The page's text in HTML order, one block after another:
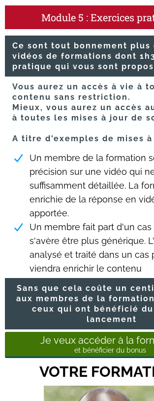
Module 5 : Exercices
Ce sont tout bonnement plus
vidéos de formations dont
pratique qui vous sont
Vous aurez un accès à vie à
contenu sans restriction.
Mieux, vous aurez un accès
à toutes les mises à jour de
A titre d'exemples de mises à
Un membre de la formation
précision sur une vidéo qui
suffisamment détaillée. La
enrichie de la réponse en
apportée.
Un membre fait part d'un
s'avère être plus générique.
analysé et traité dans un cas
viendra enrichir le contenu
Sans que cela coûte un
aux membres de la
ceux qui ont bénéficié
lancement
Je veux accéder à la
et bénéficier du bonus
VOTRE